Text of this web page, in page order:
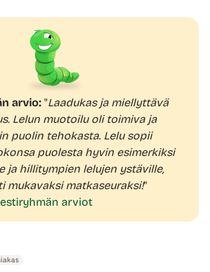
täyteen ennen käyttöä.
jakkiliitin kohtisuoraan
jää hieman näkyviin tyvestään.
laitteessa vilkkuu valo ja kun akku
yhtäjaksoisesti.
kanssa mieleistäsi
. Pese tuote miedolla
halutessasi erotiikkavälineille
Säilytä tuote pölyltä, lialta
suojattuna.
arvio: "Laadukas ja miellyttävä
Lelun muotoilu oli toimiva ja
puolin tehokasta. Lelu sopii
puolesta hyvin esimerkiksi
ja hillitympien lelujen ystäville,
mukavaksi matkaseuraksi!"
arviot